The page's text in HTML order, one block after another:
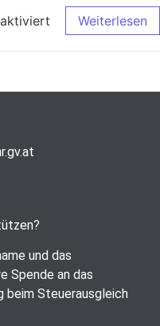
Weiterlesen
und das
Spende an das
beim Steuerausgleich